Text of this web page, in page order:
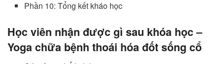
Phần 10: Tổng kết kháo học
Học viên nhận được gì sau khóa học –
Yoga chữa bệnh thoái hóa đốt sống cổ